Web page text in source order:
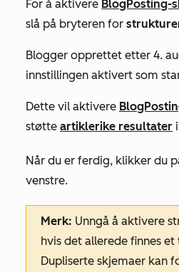
For å aktivere BlogPosting-
slå på bryteren for
Blogger opprettet etter 4.
innstillingen aktivert som
Dette vil aktivere
støtte artiklerike resultater
Når du er ferdig, klikker du
venstre.
Merk: Unngå å aktivere
hvis det allerede finnes
Dupliserte skjemaer kan